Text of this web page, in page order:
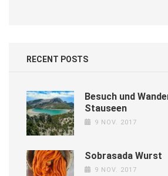
RECENT POSTS
Besuch und
Stauseen
9 NOV. 2017
Sobrasada Wurst
9 NOV. 2017